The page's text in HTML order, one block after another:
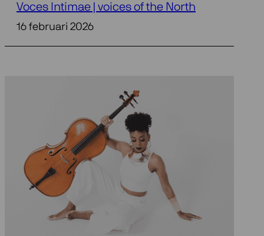
Voces Intimae | voices of the North
16 februari 2026